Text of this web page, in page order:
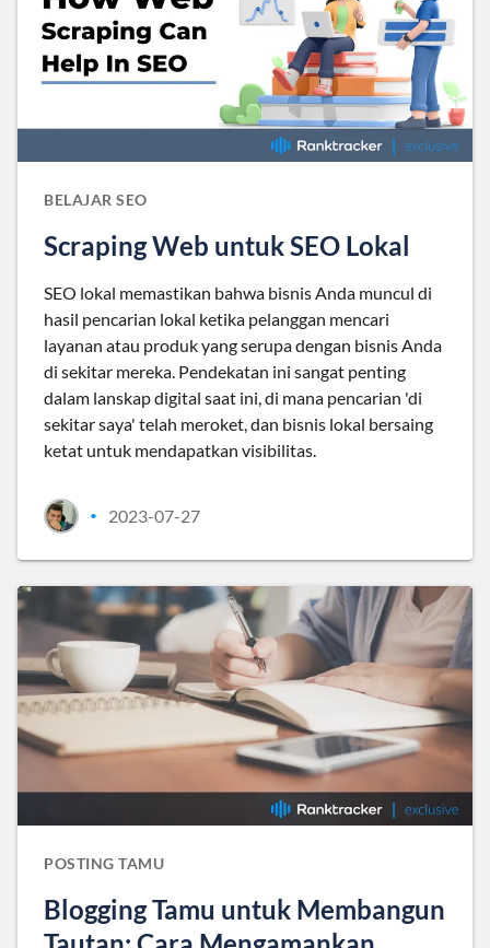
BELAJAR SEO
Scraping Web untuk SEO Lokal
SEO lokal memastikan bahwa bisnis Anda muncul di
hasil pencarian lokal ketika pelanggan mencari
layanan atau produk yang serupa dengan bisnis Anda
di sekitar mereka. Pendekatan ini sangat penting
dalam lanskap digital saat ini, di mana pencarian 'di
sekitar saya' telah meroket, dan bisnis lokal bersaing
ketat untuk mendapatkan visibilitas.
• 2023-07-27
POSTING TAMU
Blogging Tamu untuk Membangun